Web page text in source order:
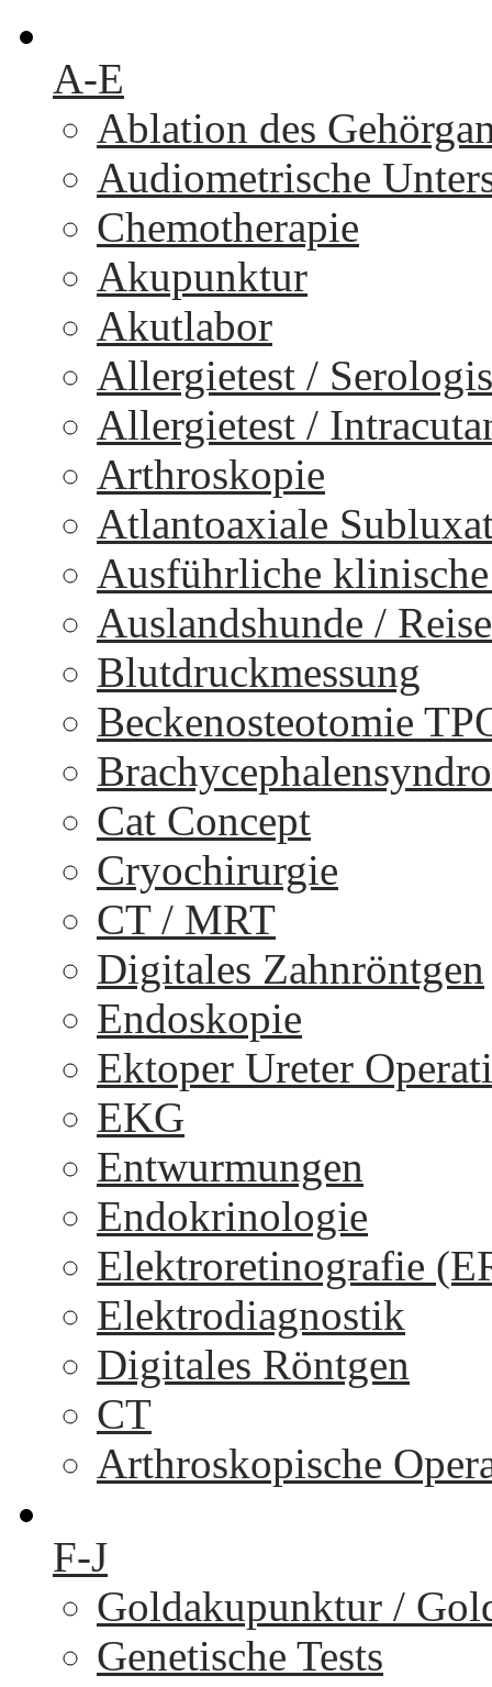
A-E
Ablation des
Audiometrische
Chemotherapie
Akupunktur
Akutlabor
Allergietest /
Allergietest /
Arthroskopie
Atlantoaxiale
Ausführliche
Auslandshunde /
Blutdruckmessung
Beckenosteotomie
Cat Concept
Cryochirurgie
CT / MRT
Digitales Zahnröntgen
Endoskopie
Ektoper Ureter
EKG
Entwurmungen
Endokrinologie
Elektroretinografie
Elektrodiagnostik
Digitales Röntgen
CT
Arthroskopische
F-J
Goldakupunktur /
Genetische Tests